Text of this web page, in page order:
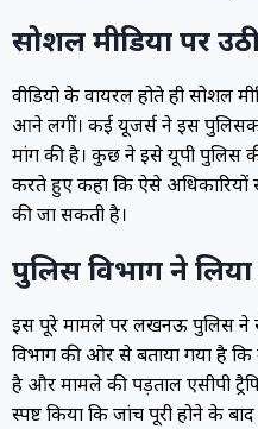
सोशल मीडिया पर
वीडियो के वायरल होते ही सोशल
आने लगीं। कई यूजर्स ने इस
मांग की है। कुछ ने इसे यूपी पुलिस
करते हुए कहा कि ऐसे
की जा सकती है।
पुलिस विभाग ने
इस पूरे मामले पर लखनऊ पुलिस ने
विभाग की ओर से बताया गया है कि
है और मामले की पड़ताल एसीपी
स्पष्ट किया कि जांच पूरी होने के